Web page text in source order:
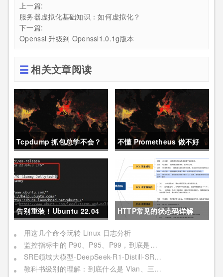
上一篇:
服务器虚拟化基础知识：如何虚拟化？
下一篇:
Openssl 升级到 Openssl1.0.1g版本
相关文章阅读
Tcpdump 抓包总学不会？
这篇保姆级教程，今天可以
拿下！
不懂 Prometheus 做不好
运维？那就来看这一篇干货
吧。
告别重装！Ubuntu 22.04
直升24.04教程，零数据丢
失的终极方案
HTTP常见的状态码详解
用这几个命令玩转 Linux 日志分析
监控指标中的 P90、P95、P99，到底是个啥？
SRE领域大模型-DeepSeek-R1-Distill-SRE-Qwen-32B-INT8
教科书级别的理解：到底什么是 Vlan、三层交换机、网关与DNS？